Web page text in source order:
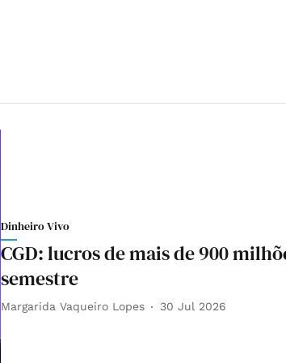
Dinheiro Vivo
CGD: lucros de mais de 900
semestre
Margarida Vaqueiro Lopes 30 Jul 2026